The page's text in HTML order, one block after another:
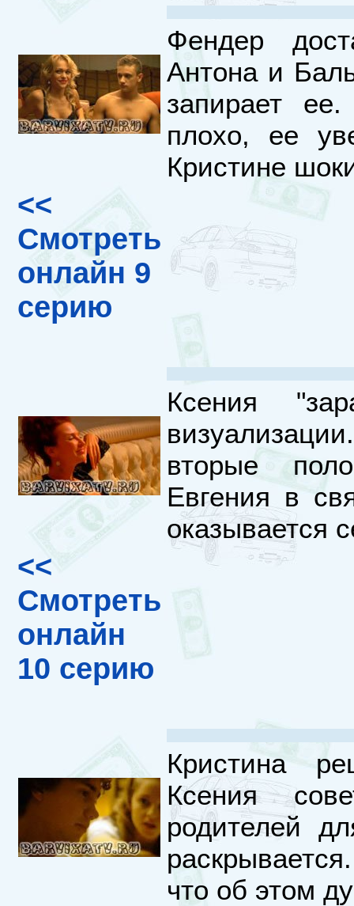
Фендер
Антона и
запирает
плохо, ее
Кристине
<<
Смотреть
онлайн 9
серию
Ксения
вторые
Евгения в
оказывается
<<
Смотреть
онлайн
10 серию
Кристина
Ксения
родителей
что об этом